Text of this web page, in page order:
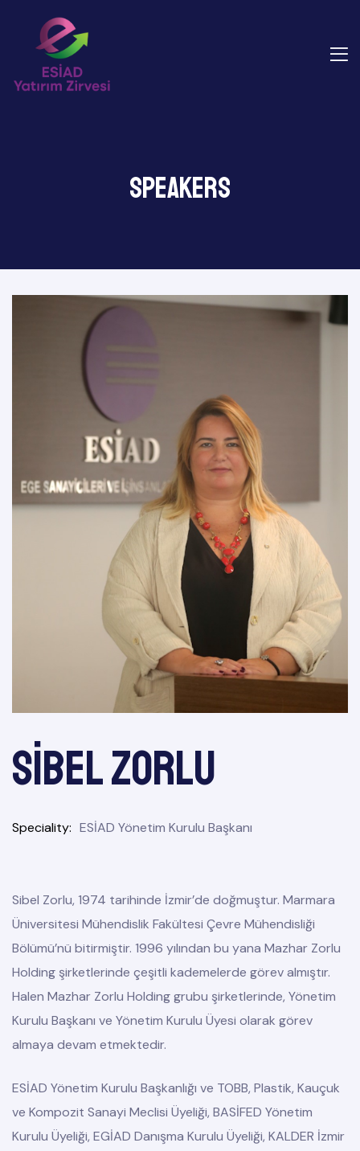
Speakers
Sibel ZORLU
Speciality ESİAD Yönetim Kurulu Başkanı
Sibel Zorlu, 1974 tarihinde İzmir’de doğmuştur. Marmara
Üniversitesi Mühendislik Fakültesi Çevre Mühendisliği
Bölümü’nü bitirmiştir. 1996 yılından bu yana Mazhar Zorlu
Holding şirketlerinde çeşitli kademelerde görev almıştır.
Halen Mazhar Zorlu Holding grubu şirketlerinde, Yönetim
Kurulu Başkanı ve Yönetim Kurulu Üyesi olarak görev
almaya devam etmektedir.
ESİAD Yönetim Kurulu Başkanlığı ve TOBB, Plastik, Kauçuk
ve Kompozit Sanayi Meclisi Üyeliği, BASİFED Yönetim
Kurulu Üyeliği, EGİAD Danışma Kurulu Üyeliği, KALDER İzmir